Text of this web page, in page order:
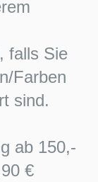
falls Sie
Farben
sind.
ab 150,-
€